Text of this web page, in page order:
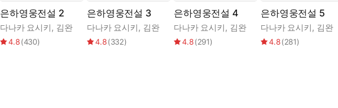
은하영웅전설 2
다나카 요시키, 김완
4.8(430)
은하영웅전설 3
다나카 요시키, 김완
4.8(332)
은하영웅전설 4
다나카 요시키, 김완
4.8(291)
은하영웅전설 5
다나카 요시키, 김완
4.8(281)